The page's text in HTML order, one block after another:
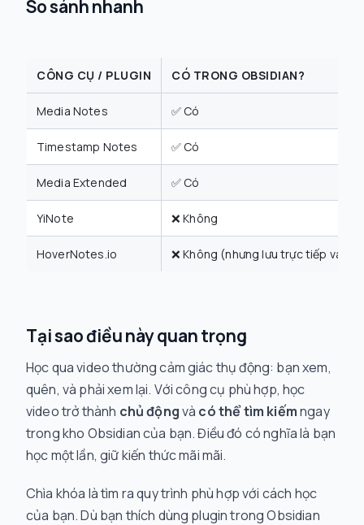
So sánh nhanh
CÔNG CỤ / PLUGIN CÓ TRONG OBSIDIAN?
Media Notes ✅ Có
Timestamp Notes ✅ Có
Media Extended ✅ Có
YiNote ❌ Không
HoverNotes.io ❌ Không (nhưng lưu trực tiếp vào
Tại sao điều này quan trọng
Học qua video thường cảm giác thụ động: bạn xem,
quên, và phải xem lại. Với công cụ phù hợp, học
video trở thành chủ độngvà có thể tìm kiếmngay
trong kho Obsidian của bạn. Điều đó có nghĩa là bạn
học một lần, giữ kiến thức mãi mãi.
Chìa khóa là tìm ra quy trình phù hợp với cách học
của bạn. Dù bạn thích dùng plugin trong Obsidian